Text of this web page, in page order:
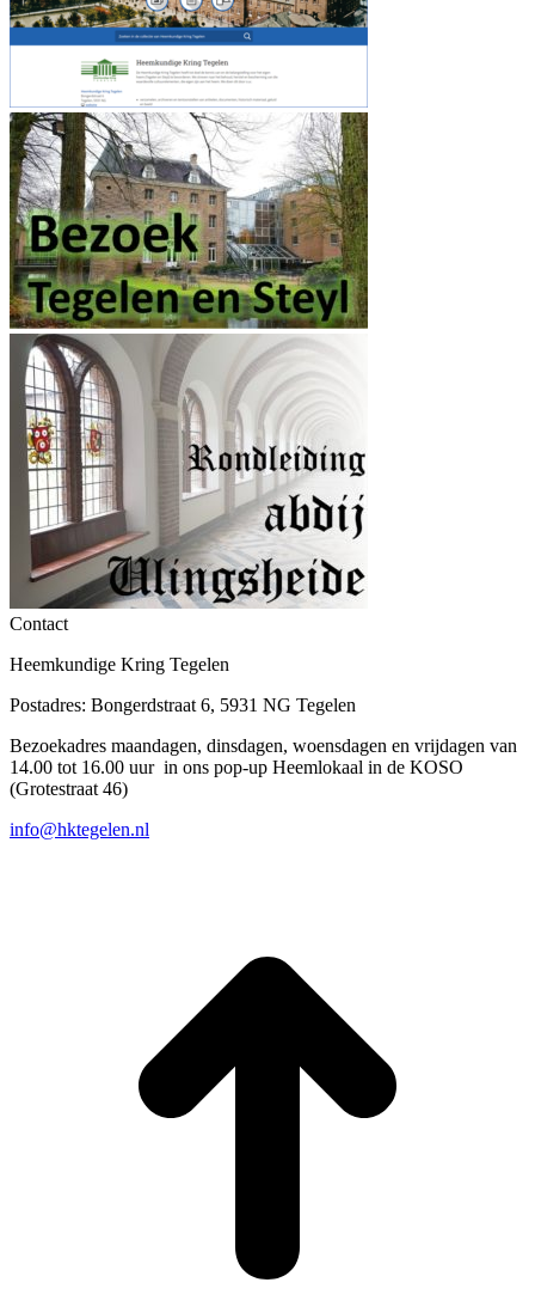
Contact
Heemkundige Kring Tegelen
Postadres: Bongerdstraat 6, 5931 NG Tegelen
Bezoekadres maandagen, dinsdagen, woensdagen en vrijdagen van
14.00 tot 16.00 uur in ons pop-up Heemlokaal in de KOSO
(Grotestraat 46)
info@hktegelen.nl